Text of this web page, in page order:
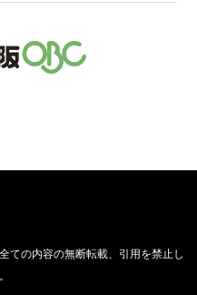
ての内容の無断転載、引用を禁止し